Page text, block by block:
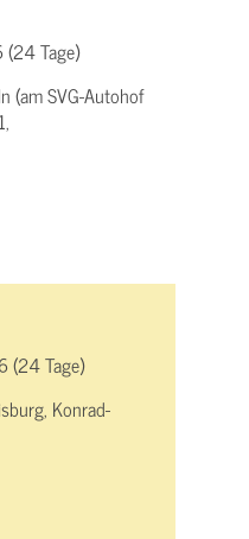
Tage)
(am SVG-Autohof
(24 Tage)
Konrad-